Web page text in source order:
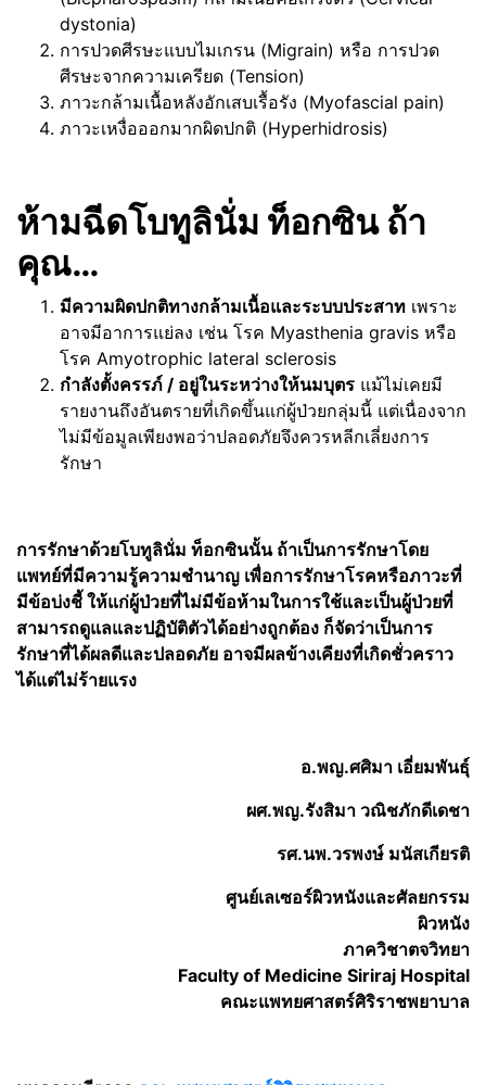
dystonia)
การปวดศีรษะแบบไมเกรน (Migrain) หรือ การปวด
ศีรษะจากความเครียด (Tension)
ภาวะกล้ามเนื้อหลังอักเสบเรื้อรัง (Myofascial pain)
ภาวะเหงื่อออกมากผิดปกติ (Hyperhidrosis)
ห้ามฉีดโบทูลินั่ม ท็อกซิน ถ้า
คุณ…
มีความผิดปกติทางกล้ามเนื้อและระบบประสาท เพราะ
อาจมีอาการแย่ลง เช่น โรค Myasthenia gravis หรือ
โรค Amyotrophic lateral sclerosis
กำลังตั้งครรภ์ / อยู่ในระหว่างให้นมบุตร แม้ไม่เคยมี
รายงานถึงอันตรายที่เกิดขึ้นแก่ผู้ป่วยกลุ่มนี้ แต่เนื่องจาก
ไม่มีข้อมูลเพียงพอว่าปลอดภัยจึงควรหลีกเลี่ยงการ
รักษา
การรักษาด้วยโบทูลินั่ม ท็อกซินนั้น ถ้าเป็นการรักษาโดย
แพทย์ที่มีความรู้ความชำนาญ เพื่อการรักษาโรคหรือภาวะที่
มีข้อบ่งชี้ ให้แก่ผู้ป่วยที่ไม่มีข้อห้ามในการใช้และเป็นผู้ป่วยที่
สามารถดูแลและปฏิบัติตัวได้อย่างถูกต้อง ก็จัดว่าเป็นการ
รักษาที่ได้ผลดีและปลอดภัย อาจมีผลข้างเคียงที่เกิดชั่วคราว
ได้แต่ไม่ร้ายแรง
อ.พญ.ศศิมา เอี่ยมพันธุ์
ผศ.พญ.รังสิมา วณิชภักดีเดชา
รศ.นพ.วรพงษ์ มนัสเกียรติ
ศูนย์เลเซอร์ผิวหนังและศัลยกรรม
ผิวหนัง
ภาควิชาตจวิทยา
Faculty of Medicine Siriraj Hospital
คณะแพทยศาสตร์ศิริราชพยาบาล